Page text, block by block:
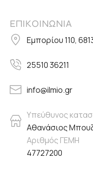
ΕΠΙΚΟΙΝΩΝΙΑ
Εμπορίου 110,
25510 36211
info@ilmio.gr
Υπεύθυνος
Αθανάσιος
Αριθμός ΓΕΜΗ
47727200